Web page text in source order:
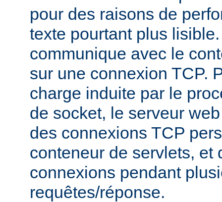
pour des raisons de
texte pourtant plus
communique avec le
sur une connexion TCP.
charge induite par le
de socket, le serveur
des connexions TCP
conteneur de servlets, et
connexions pendant
requêtes/réponse.